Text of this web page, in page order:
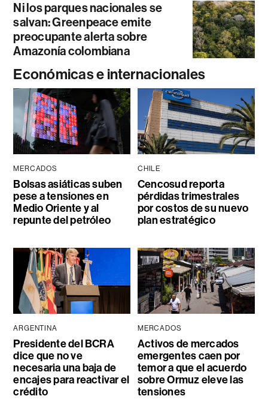
Ni los parques nacionales se
salvan: Greenpeace emite
preocupante alerta sobre
Amazonía colombiana
Económicas e internacionales
MERCADOS
Bolsas asiáticas suben
pese a tensiones en
Medio Oriente y al
repunte del petróleo
CHILE
Cencosud reporta
pérdidas trimestrales
por costos de su nuevo
plan estratégico
ARGENTINA
Presidente del BCRA
dice que no ve
necesaria una baja de
encajes para reactivar el
crédito
MERCADOS
Activos de mercados
emergentes caen por
temor a que el acuerdo
sobre Ormuz eleve las
tensiones